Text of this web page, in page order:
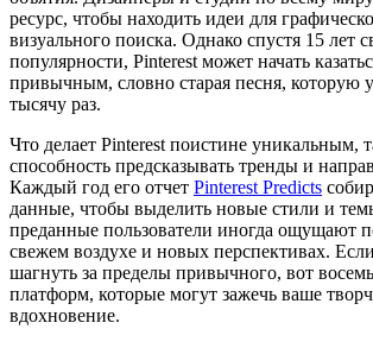
ресурс, чтобы находить идеи для
визуального поиска. Однако спустя 15 лет
популярности, Pinterest может начать
привычным, словно старая песня, которую
тысячу раз.
Что делает Pinterest поистине уникальным,
способность предсказывать тренды и
Каждый год его отчет Pinterest Predicts
данные, чтобы выделить новые стили и
преданные пользователи иногда ощущают
свежем воздухе и новых перспективах.
шагнуть за пределы привычного, вот
платформ, которые могут зажечь ваше
вдохновение.